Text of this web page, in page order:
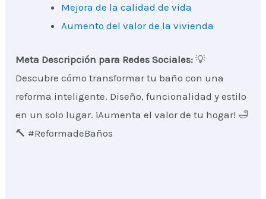
Mejora de la calidad de vida
Aumento del valor de la vivienda
Meta Descripción para Redes Sociales: 💡
Descubre cómo transformar tu baño con una
reforma inteligente. Diseño, funcionalidad y estilo
en un solo lugar. ¡Aumenta el valor de tu hogar! 🛁
🔨 #ReformadeBaños